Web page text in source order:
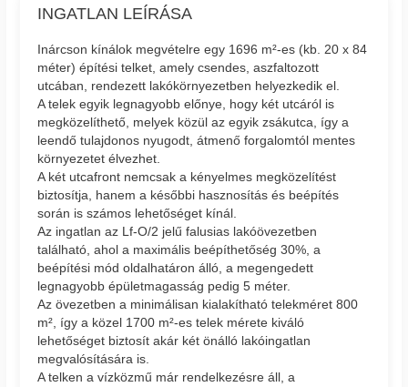
INGATLAN LEÍRÁSA
Inárcson kínálok megvételre egy 1696 m²-es (kb. 20 x 84
méter) építési telket, amely csendes, aszfaltozott
utcában, rendezett lakókörnyezetben helyezkedik el.
A telek egyik legnagyobb előnye, hogy két utcáról is
megközelíthető, melyek közül az egyik zsákutca, így a
leendő tulajdonos nyugodt, átmenő forgalomtól mentes
környezetet élvezhet.
A két utcafront nemcsak a kényelmes megközelítést
biztosítja, hanem a későbbi hasznosítás és beépítés
során is számos lehetőséget kínál.
Az ingatlan az Lf-O/2 jelű falusias lakóövezetben
található, ahol a maximális beépíthetőség 30%, a
beépítési mód oldalhatáron álló, a megengedett
legnagyobb épületmagasság pedig 5 méter.
Az övezetben a minimálisan kialakítható telekméret 800
m², így a közel 1700 m²-es telek mérete kiváló
lehetőséget biztosít akár két önálló lakóingatlan
megvalósítására is.
A telken a vízközmű már rendelkezésre áll, a